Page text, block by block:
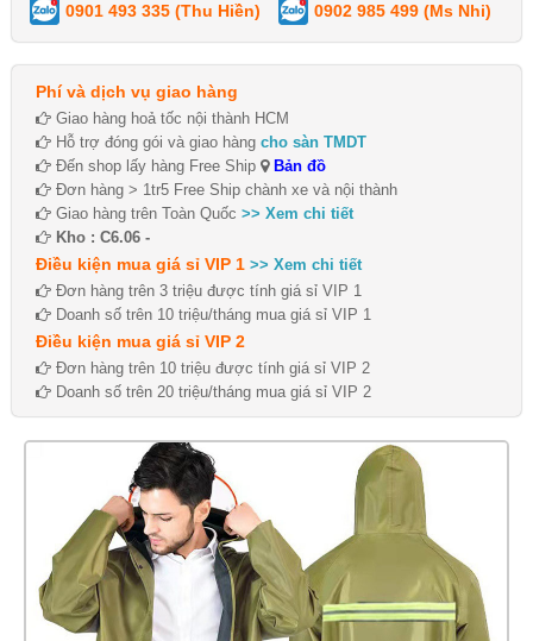
0901 493 335 (Thu Hiền) 0902 985 499 (Ms Nhi)
Phí và dịch vụ giao hàng
Giao hàng hoả tốc nội thành HCM
Hỗ trợ đóng gói và giao hàng cho sàn TMDT
Đến shop lấy hàng Free Ship
Bản đồ
Đơn hàng > 1tr5 Free Ship chành xe và nội thành
Giao hàng trên Toàn Quốc >> Xem chi tiết
Kho : C6.06 -
Điều kiện mua giá sỉ VIP 1 >> Xem chi tiết
Đơn hàng trên 3 triệu được tính giá sỉ VIP 1
Doanh số trên 10 triệu/tháng mua giá sỉ VIP 1
Điều kiện mua giá sỉ VIP 2
Đơn hàng trên 10 triệu được tính giá sỉ VIP 2
Doanh số trên 20 triệu/tháng mua giá sỉ VIP 2